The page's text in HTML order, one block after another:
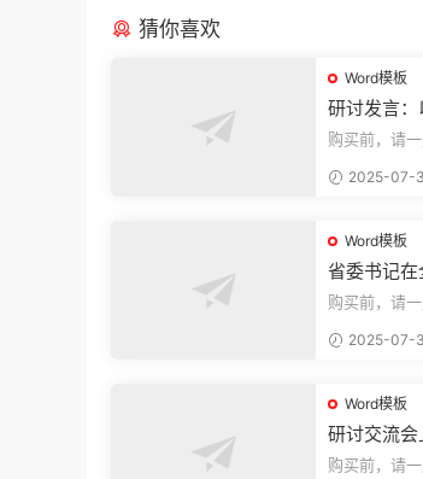
猜你喜欢
Word模板
研讨发言：
建设“必修
购买前，请
束，本文...
2025-07-
Word模板
省委书记
的讲话
购买前，请
束，本文...
2025-07-
Word模板
研讨交流
法实施条例
购买前，请